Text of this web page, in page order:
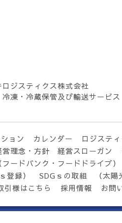
ジスティクス株式会社
凍・冷蔵保管及び輸送サービス
ョン カレンダー ロジステ
営理念・方針 経営スローガン
ードバンク・フードドライブ）
登録）
SDGｓの取組 （太陽
引様はこちら
採用情報 お問